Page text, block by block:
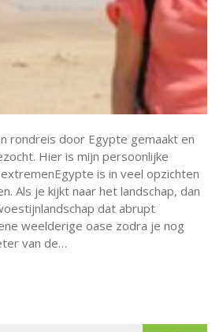
rondreis door Egypte gemaakt en
Hier is mijn persoonlijke
is in veel opzichten
Als je kijkt naar het landschap, dan
dat abrupt
weelderige oase zodra je nog
van de…